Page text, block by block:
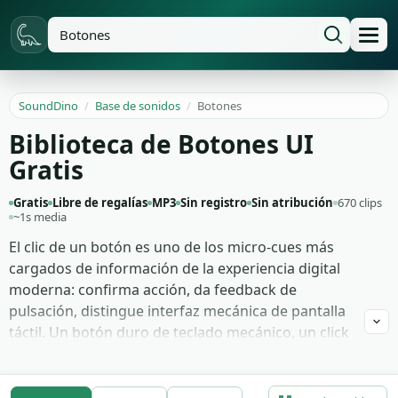
SoundDino / Base de sonidos / Botones
Biblioteca de Botones UI
Gratis
Gratis Libre de regalías MP3 Sin registro Sin atribución 670 clips
~1s media
El clic de un botón es uno de los micro-cues más
cargados de información de la experiencia digital
moderna: confirma acción, da feedback de
pulsación, distingue interfaz mecánica de pantalla
táctil. Un botón duro de teclado mecánico, un click
mando antiguo, el toque digital de UI moderno —